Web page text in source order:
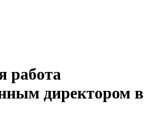
работа
директором в